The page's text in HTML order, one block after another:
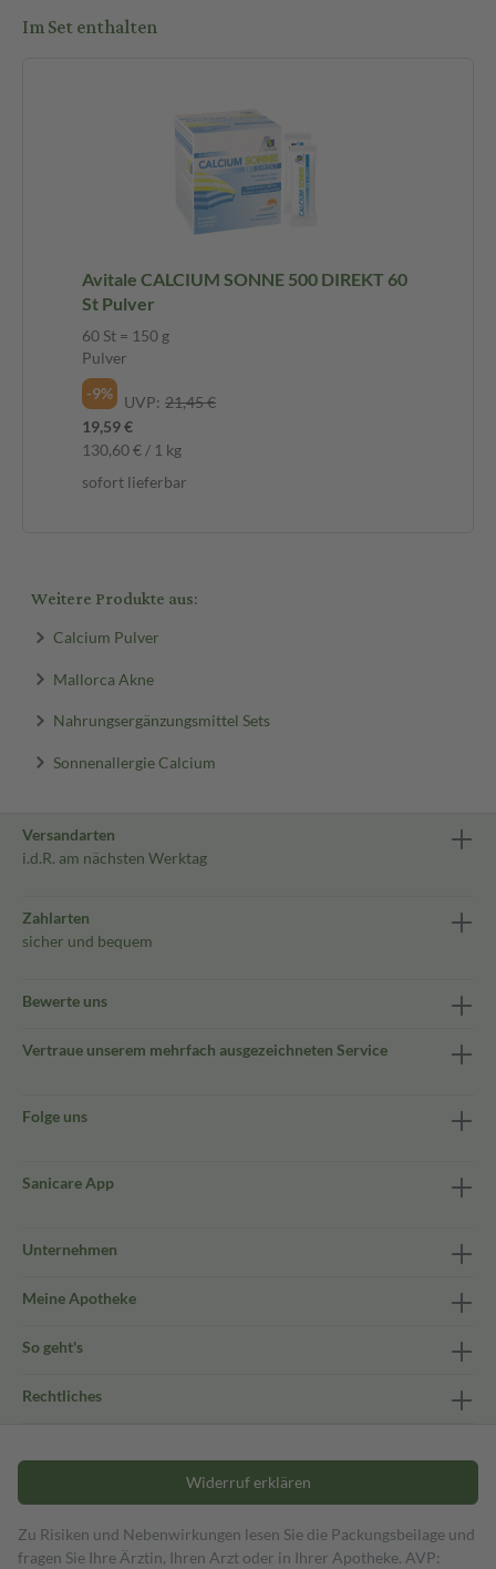
Im Set enthalten
Avitale CALCIUM SONNE 500 DIREKT 60
St Pulver
60 St = 150 g
Pulver
-9%
UVP: 21,45 €
19,59 €
130,60 € / 1 kg
sofort lieferbar
Weitere Produkte aus:
Calcium Pulver
Mallorca Akne
Nahrungsergänzungsmittel Sets
Sonnenallergie Calcium
Versandarten
i.d.R. am nächsten Werktag
Zahlarten
sicher und bequem
Bewerte uns
Vertraue unserem mehrfach ausgezeichneten Service
Folge uns
Sanicare App
Unternehmen
Meine Apotheke
So geht's
Rechtliches
Widerruf erklären
Zu Risiken und Nebenwirkungen lesen Sie die Packungsbeilage und
fragen Sie Ihre Ärztin, Ihren Arzt oder in Ihrer Apotheke. AVP: